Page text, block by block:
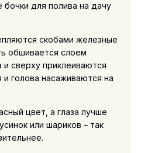
бочки для полива на дачу
скобами железные
обшивается слоем
сверху приклеиваются
и голова насаживаются на
цвет, а глаза лучше
или шариков – так